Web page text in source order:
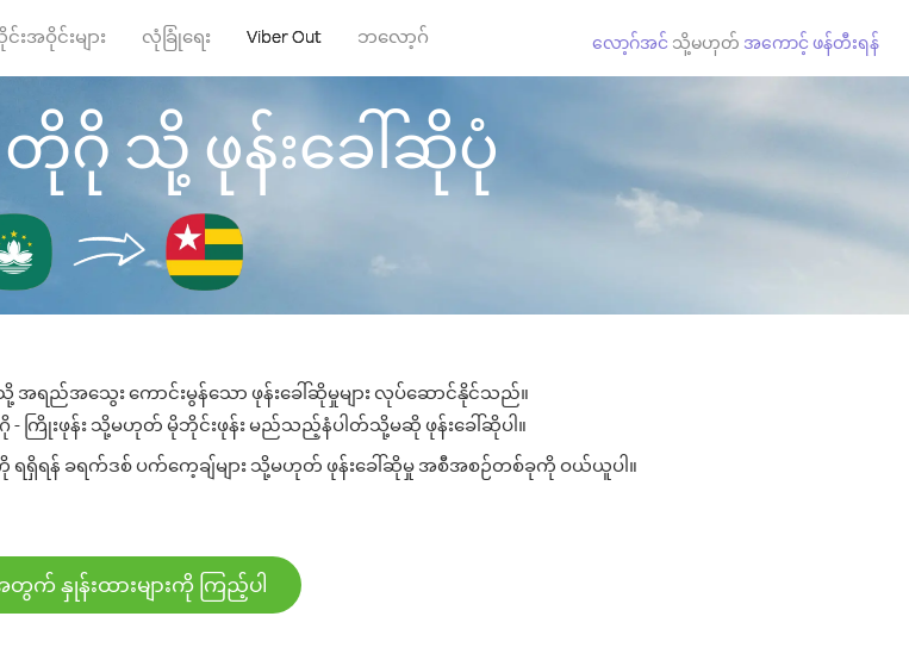
အဝိုင်းများ လုံခြုံရေး Viber Out ဘလော့ဂ် လော့ဂ်အင် သို့မဟုတ် အကောင့် ဖန်တီးရန်
တိုဂို သို့ ဖုန်းခေါ်ဆိုပုံ
သို့ အရည်အသွေး ကောင်းမွန်သော ဖုန်းခေါ်ဆိုမှုများ လုပ်ဆောင်နိုင်သည်။
- ကြိုးဖုန်း သို့မဟုတ် မိုဘိုင်းဖုန်း မည်သည့်နံပါတ်သို့မဆို ဖုန်းခေါ်ဆိုပါ။
ရရှိရန် ခရက်ဒစ် ပက်ကေ့ချ်များ သို့မဟုတ် ဖုန်းခေါ်ဆိုမှု အစီအစဉ်တစ်ခုကို ဝယ်ယူပါ။
က် နှုန်းထားများကို ကြည့်ပါ